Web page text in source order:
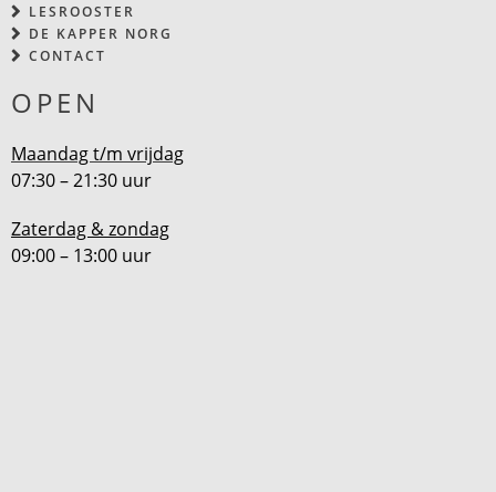
LESROOSTER
DE KAPPER NORG
CONTACT
OPEN
Maandag t/m vrijdag
07:30 – 21:30 uur
Zaterdag & zondag
09:00 – 13:00 uur